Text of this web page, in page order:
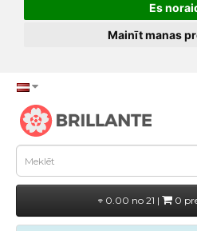
Es
Mainīt manas
0.00 no 21 | 0